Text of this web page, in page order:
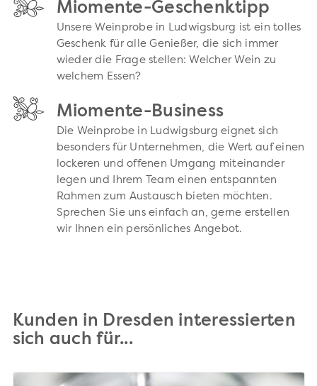
Miomente-Geschenktipp
Unsere Weinprobe in Ludwigsburg ist ein tolles
Geschenk für alle Genießer, die sich immer
wieder die Frage stellen: Welcher Wein zu
welchem Essen?
Miomente-Business
Die Weinprobe in Ludwigsburg eignet sich
besonders für Unternehmen, die Wert auf einen
lockeren und offenen Umgang miteinander
legen und Ihrem Team einen entspannten
Rahmen zum Austausch bieten möchten.
Sprechen Sie uns einfach an, gerne erstellen
wir Ihnen ein persönliches Angebot.
Kunden in Dresden interessierten
sich auch für...